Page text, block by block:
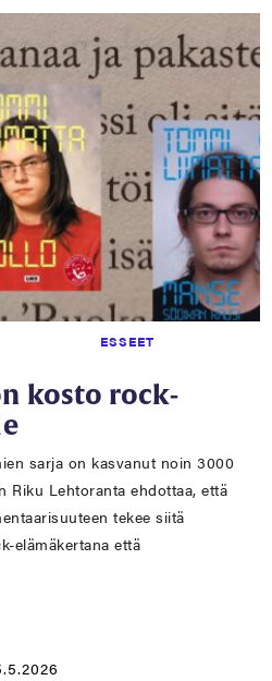
ESSEET
kosto rock-
sarja on kasvanut noin 3000
Riku Lehtoranta ehdottaa, että
tekee siitä
elämäkertana että